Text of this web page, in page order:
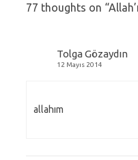
77 thoughts on “
Tolga Gözaydın
12 Mayıs 2014
allahım